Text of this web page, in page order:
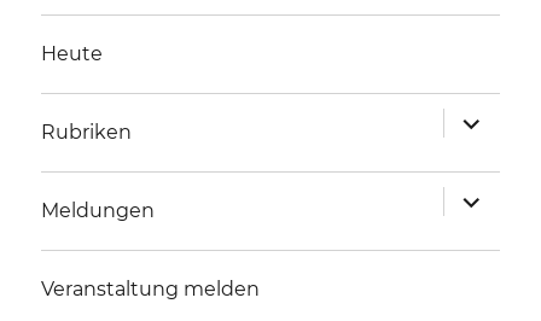
Heute
Rubriken
anzeigen
Meldungen
anzeigen
Veranstaltung melden